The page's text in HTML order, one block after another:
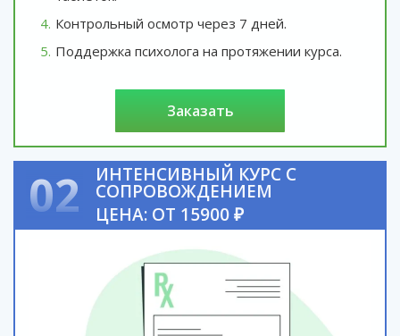
Контрольный осмотр через 7 дней.
Поддержка психолога на протяжении курса.
заказать
02 ИНТЕНСИВНЫЙ КУРС С
СОПРОВОЖДЕНИЕМ
ЦЕНА: ОТ 15900 ₽